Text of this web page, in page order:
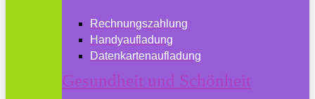
Rechnungszahlung
Handyaufladung
Datenkartenaufladung
Gesundheit und Schönheit